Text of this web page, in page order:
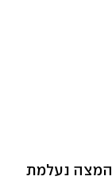
המצה נעלמת